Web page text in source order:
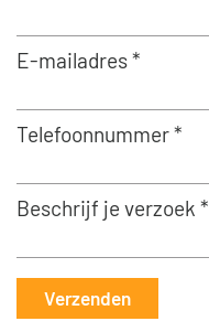
E-mailadres *
Telefoonnummer *
Beschrijf je verzoek *
Verzenden